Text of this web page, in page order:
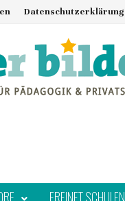
Datenschutzerklärung
FREINET SCHULEN